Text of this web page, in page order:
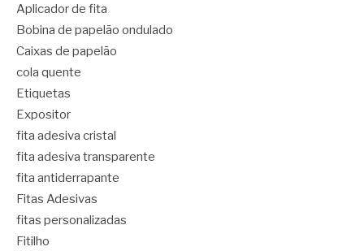
Aplicador de fita
Bobina de papelão ondulado
Caixas de papelão
cola quente
Etiquetas
Expositor
fita adesiva cristal
fita adesiva transparente
fita antiderrapante
Fitas Adesivas
fitas personalizadas
Fitilho